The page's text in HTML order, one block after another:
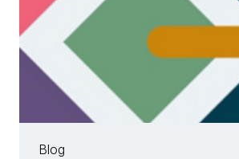
Blog